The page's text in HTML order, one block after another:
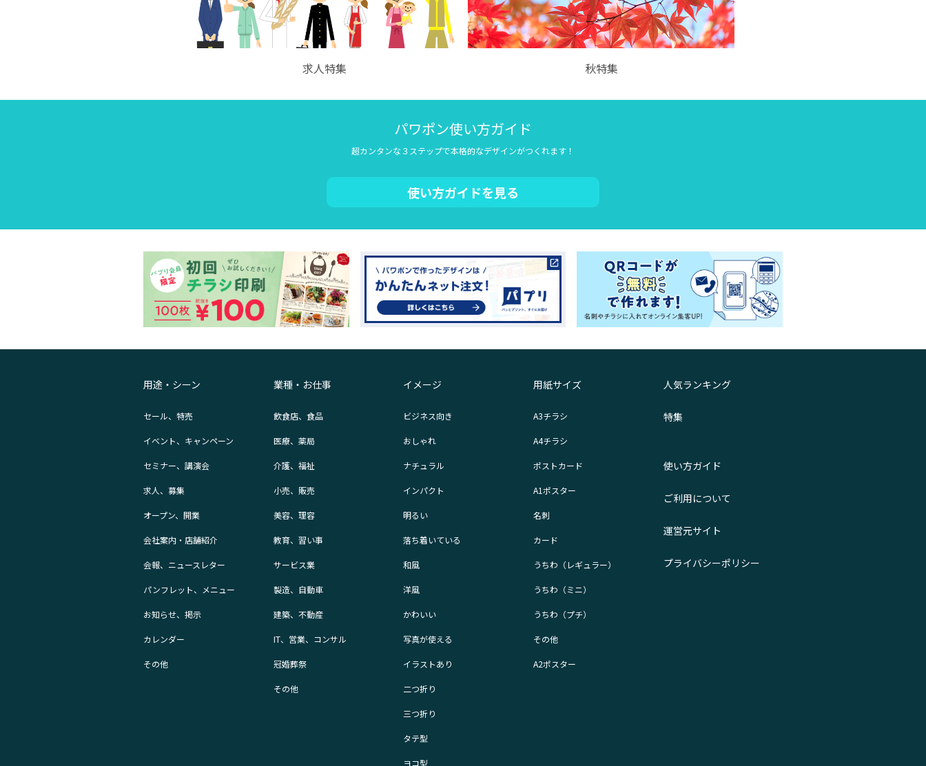
求人特集 秋特集
パワポン使い方ガイド
超カンタンな３ステップで本格的なデザインがつくれます！
使い方ガイドを見る
用途・シーン
セール、特売
イベント、キャンペーン
セミナー、講演会
求人、募集
オープン、開業
会社案内・店舗紹介
会報、ニュースレター
パンフレット、メニュー
お知らせ、掲示
カレンダー
その他
業種・お仕事
飲食店、食品
医療、薬局
介護、福祉
小売、販売
美容、理容
教育、習い事
サービス業
製造、自動車
建築、不動産
IT、営業、コンサル
冠婚葬祭
その他
イメージ
ビジネス向き
おしゃれ
ナチュラル
インパクト
明るい
落ち着いている
和風
洋風
かわいい
写真が使える
イラストあり
二つ折り
三つ折り
タテ型
ヨコ型
用紙サイズ
A3チラシ
A4チラシ
ポストカード
A1ポスター
名刺
カード
うちわ（レギュラー）
うちわ（ミニ）
うちわ（プチ）
その他
A2ポスター
人気ランキング
特集
使い方ガイド
ご利用について
運営元サイト
プライバシーポリシー